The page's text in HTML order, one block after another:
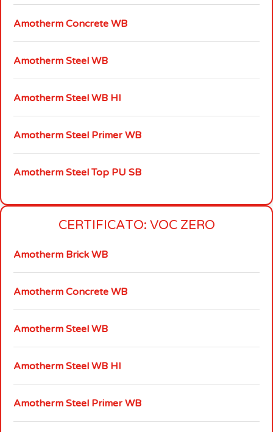
Amotherm Concrete WB
Amotherm Steel WB
Amotherm Steel WB HI
Amotherm Steel Primer WB
Amotherm Steel Top PU SB
CERTIFICATO: VOC ZERO
Amotherm Brick WB
Amotherm Concrete WB
Amotherm Steel WB
Amotherm Steel WB HI
Amotherm Steel Primer WB